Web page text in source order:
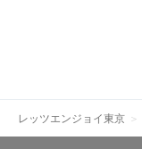
レッツエンジョイ東京